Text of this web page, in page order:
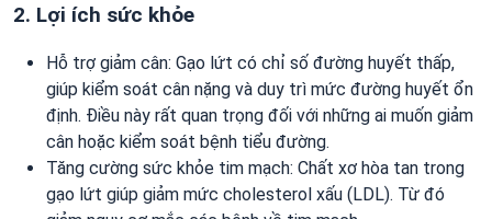
2. Lợi ích sức khỏe
Hỗ trợ giảm cân: Gạo lứt có chỉ số đường huyết thấp,
giúp kiểm soát cân nặng và duy trì mức đường huyết ổn
định. Điều này rất quan trọng đối với những ai muốn giảm
cân hoặc kiểm soát bệnh tiểu đường.
Tăng cường sức khỏe tim mạch: Chất xơ hòa tan trong
gạo lứt giúp giảm mức cholesterol xấu (LDL). Từ đó